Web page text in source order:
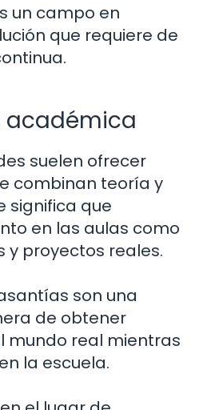
un campo en
que requiere de
académica
suelen ofrecer
combinan teoría y
significa que
en las aulas como
y proyectos reales.
son una
de obtener
mundo real mientras
la escuela.